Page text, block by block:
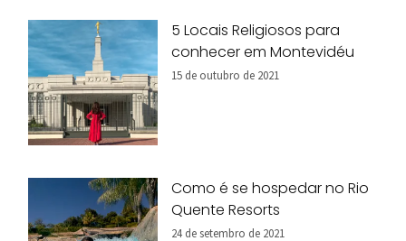
5 Locais Religiosos para
conhecer em Montevidéu
15 de outubro de 2021
Como é se hospedar no Rio
Quente Resorts
24 de setembro de 2021